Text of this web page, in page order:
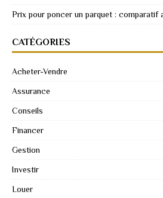
Prix pour poncer un parquet : comparatif
CATÉGORIES
Acheter-Vendre
Assurance
Conseils
Financer
Gestion
Investir
Louer